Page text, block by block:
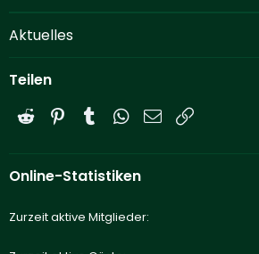
Aktuelles
Teilen
Reddit PinterestTumblrWhatsApp
E-Mail
Online-Statistiken
Zurzeit aktive Mitglieder